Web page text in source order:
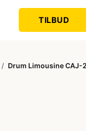
TILBUD
/ Drum Limousine CAJ-